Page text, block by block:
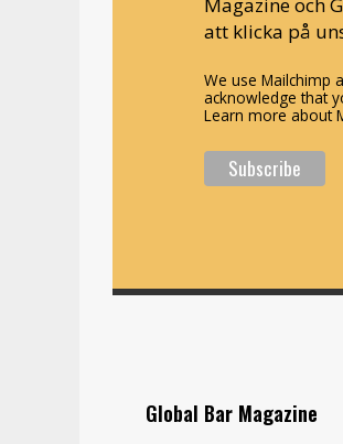
att klicka på
We use Mailchimp
acknowledge that
Learn more about
Global Bar Magazine